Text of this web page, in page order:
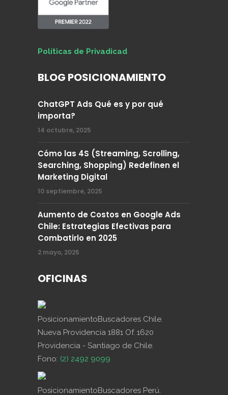
Políticas de Privadicad
BLOG POSICIONAMIENTO
ChatGPT Ads Qué es y por qué
importa?
14 octubre, 2025
Cómo las 4S (Streaming, Scrolling,
Searching, Shopping) Redefinen el
Marketing Digital
10 septiembre, 2025
Aumento de Costos en Google Ads
Chile: Estrategias Efectivas para
Combatirlo en 2025
2 mayo, 2025
OFICINAS
PosicionamientoBuscadores Chile.
Nueva Providencia 1881 Of. 1620
Providencia - Santiago de Chile.
Fono: (2) 2492 9099
PosicionamientoBuscadores Perú.